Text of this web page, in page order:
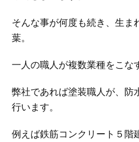
そんな事が何度も続き、生ま
葉。
一人の職人が複数業種をこな
弊社であれば塗装職人が、防
行います。
例えば鉄筋コンクリート５階